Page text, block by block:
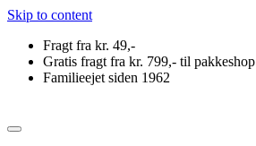
Skip to content
Fragt fra kr. 49,-
Gratis fragt fra kr. 799,- til pakkeshop
Familieejet siden 1962